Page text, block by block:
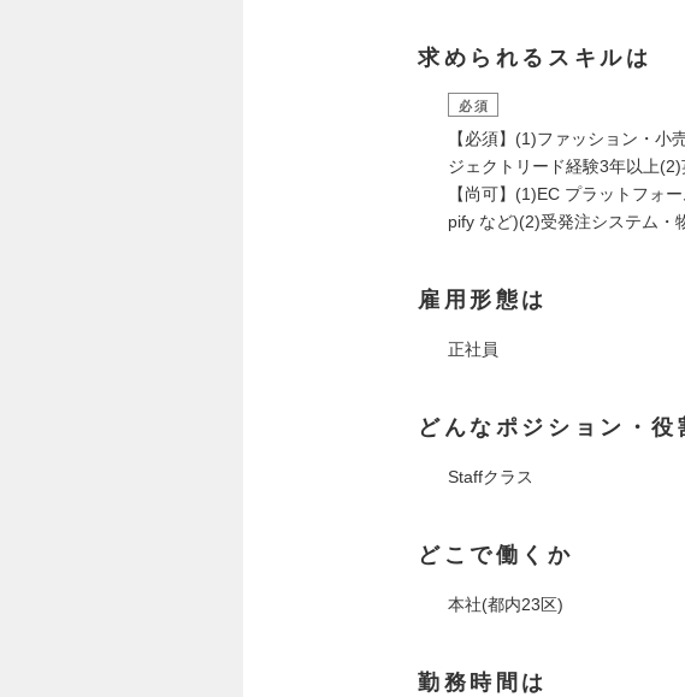
求められるスキルは
必須
【必須】(1)ファッション・小
ジェクトリード経験3年以上(2)
【尚可】(1)EC プラットフォ
pify など)(2)受発注システム・
雇用形態は
正社員
どんなポジション・役
Staffクラス
どこで働くか
本社(都内23区)
勤務時間は